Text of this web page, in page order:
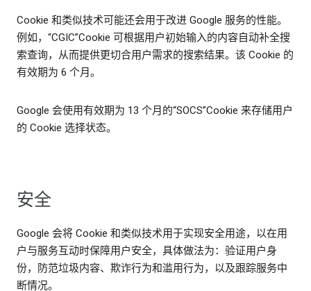
Cookie 和类似技术可能还会用于改进 Google 服务的性能。
例如，“CGIC”Cookie 可根据用户初始输入的内容自动补全搜
索查询，从而提供更切合用户需求的搜索结果。该 Cookie 的
有效期为 6 个月。
Google 会使用有效期为 13 个月的“SOCS”Cookie 来存储用户
的 Cookie 选择状态。
安全
Google 会将 Cookie 和类似技术用于实现安全用途，以在用
户与服务互动时保障用户安全，具体做法为：验证用户身
份，防范垃圾内容、欺诈行为和滥用行为，以及跟踪服务中
断情况。